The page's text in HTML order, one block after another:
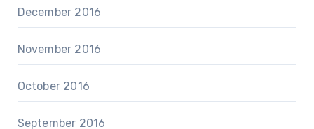
December 2016
November 2016
October 2016
September 2016